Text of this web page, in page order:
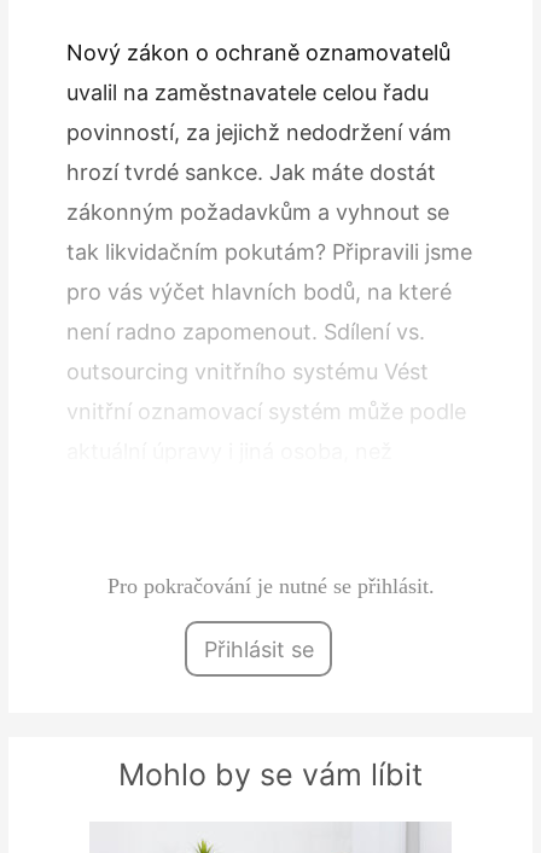
Nový zákon o ochraně oznamovatelů
uvalil na zaměstnavatele celou řadu
povinností, za jejichž nedodržení vám
hrozí tvrdé sankce. Jak máte dostát
zákonným požadavkům a vyhnout se
tak likvidačním pokutám? Připravili jsme
pro vás výčet hlavních bodů, na které
není radno zapomenout. Sdílení vs.
outsourcing vnitřního systému Vést
vnitřní oznamovací systém může podle
Pro pokračování je nutné se přihlásit.
Přihlásit se
Mohlo by se vám líbit